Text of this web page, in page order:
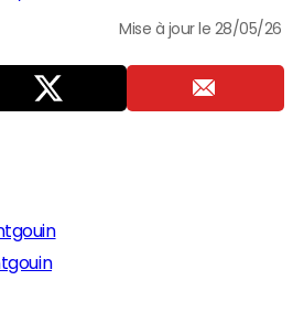
Mise à jour le 28/05/26